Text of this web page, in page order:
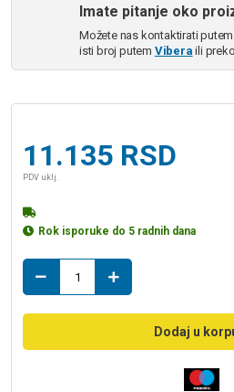
Imate pitanje oko
Možete nas kontaktirati
isti broj putem Vibera ili preko
11.135 RSD
PDV uklj.
Rok isporuke do 5 radnih dana
E-
STYLE100
MHT
Dodaj u